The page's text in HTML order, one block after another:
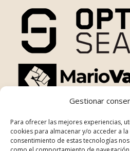
Gestionar
Para ofrecer las mejores experiencias,
cookies para almacenar y/o acceder a
consentimiento de estas tecnologías